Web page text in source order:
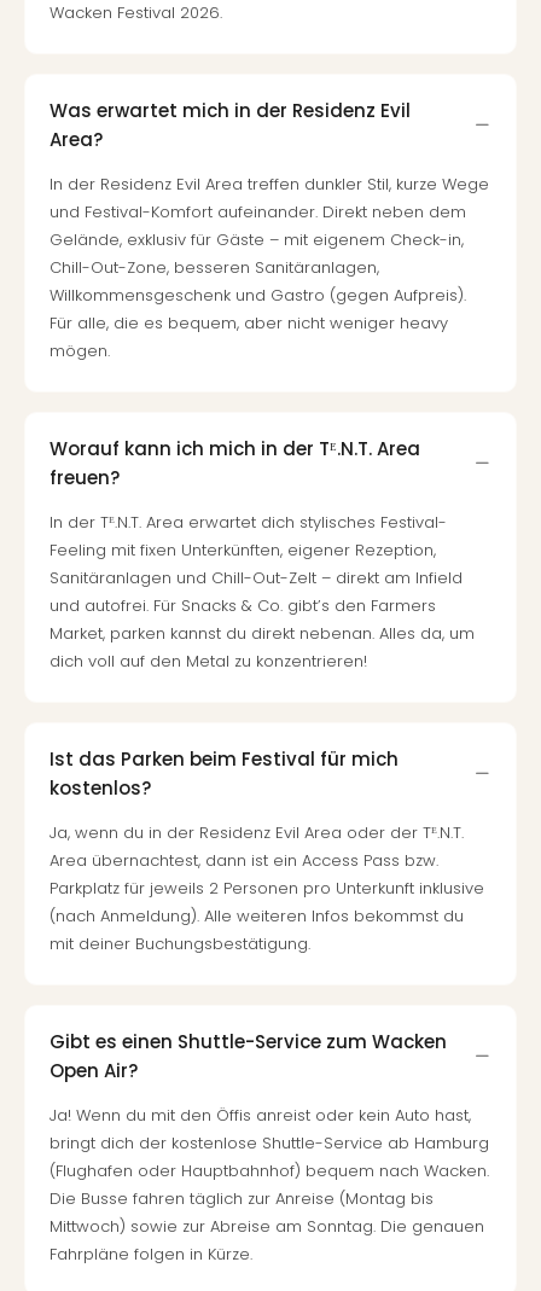
Wacken Festival 2026.
Was erwartet mich in der Residenz Evil
Area?
In der Residenz Evil Area treffen dunkler Stil, kurze Wege
und Festival-Komfort aufeinander. Direkt neben dem
Gelände, exklusiv für Gäste – mit eigenem Check-in,
Chill-Out-Zone, besseren Sanitäranlagen,
Willkommensgeschenk und Gastro (gegen Aufpreis).
Für alle, die es bequem, aber nicht weniger heavy
mögen.
Worauf kann ich mich in der Tᴱ.N.T. Area
freuen?
In der Tᴱ.N.T. Area erwartet dich stylisches Festival-
Feeling mit fixen Unterkünften, eigener Rezeption,
Sanitäranlagen und Chill-Out-Zelt – direkt am Infield
und autofrei. Für Snacks & Co. gibt’s den Farmers
Market, parken kannst du direkt nebenan. Alles da, um
dich voll auf den Metal zu konzentrieren!
Ist das Parken beim Festival für mich
kostenlos?
Ja, wenn du in der Residenz Evil Area oder der Tᴱ.N.T.
Area übernachtest, dann ist ein Access Pass bzw.
Parkplatz für jeweils 2 Personen pro Unterkunft inklusive
(nach Anmeldung). Alle weiteren Infos bekommst du
mit deiner Buchungsbestätigung.
Gibt es einen Shuttle-Service zum Wacken
Open Air?
Ja! Wenn du mit den Öffis anreist oder kein Auto hast,
bringt dich der kostenlose Shuttle-Service ab Hamburg
(Flughafen oder Hauptbahnhof) bequem nach Wacken.
Die Busse fahren täglich zur Anreise (Montag bis
Mittwoch) sowie zur Abreise am Sonntag. Die genauen
Fahrpläne folgen in Kürze.